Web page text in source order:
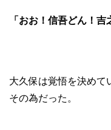
「おお！信吾どん！
大久保は覚悟を決めて
その為だった。